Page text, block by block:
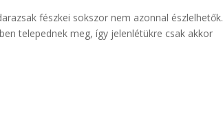
fészkei sokszor nem azonnal észlelhetők.
telepednek meg, így jelenlétükre csak akkor